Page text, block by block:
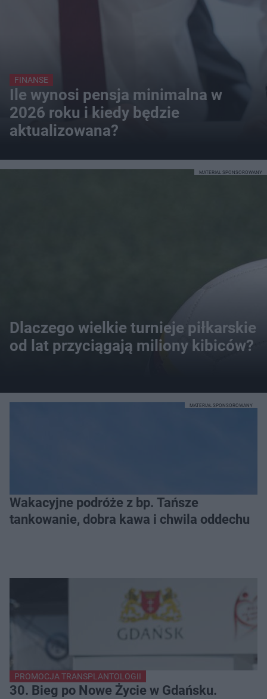
FINANSE
Ile wynosi pensja minimalna w
2026 roku i kiedy będzie
aktualizowana?
Dlaczego wielkie turnieje piłkarskie
od lat przyciągają miliony kibiców?
MATERIAŁ SPONSOROWANY
Wakacyjne podróże z bp. Tańsze
tankowanie, dobra kawa i chwila oddechu
MATERIAŁ SPONSOROWANY
PROMOCJA TRANSPLANTOLOGII
30. Bieg po Nowe Życie w Gdańsku.